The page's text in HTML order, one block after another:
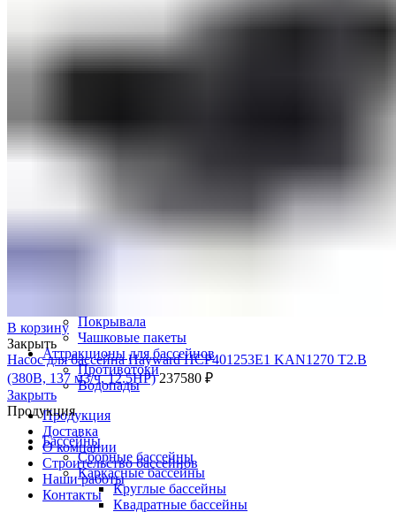
Комплекты фильтровального оборудования
Фильтровальные установки
Станции дозации для бассейнов
Насосы для бассейнов
Щитки управления
Покрывала
Чашковые пакеты
Аттракционы для бассейнов
Противотоки
Водопады
Продукция
Доставка
О компании
Строительство бассейнов
Наши работы
Контакты
В корзину
Закрыть
Насос для бассейна Hayward HCP401253E1 KAN1270 T2.B
(380В, 137 м3/ч, 12.5HP) 237580 ₽
Закрыть
Продукция
Бассейны
Сборные бассейны
Каркасные бассейны
Круглые бассейны
Квадратные бассейны